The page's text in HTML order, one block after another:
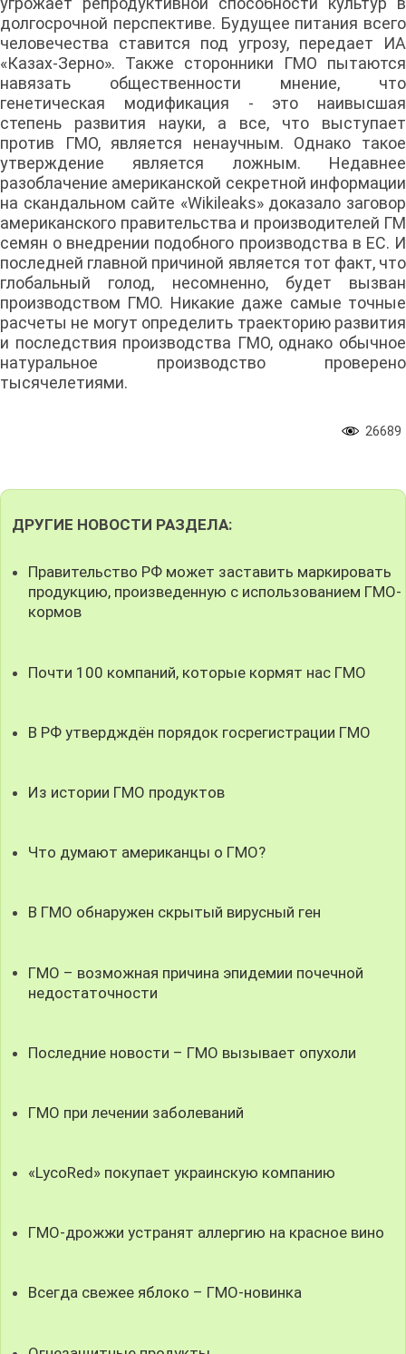
долгосрочной перспективе. Будущее питания всего
человечества ставится под угрозу, передает ИА
«Казах-Зерно». Также сторонники ГМО пытаются
навязать общественности мнение, что
генетическая модификация - это наивысшая
степень развития науки, а все, что выступает
против ГМО, является ненаучным. Однако такое
утверждение является ложным. Недавнее
разоблачение американской секретной информации
на скандальном сайте «Wikileaks» доказало заговор
американского правительства и производителей ГМ
семян о внедрении подобного производства в ЕС. И
последней главной причиной является тот факт, что
глобальный голод, несомненно, будет вызван
производством ГМО. Никакие даже самые точные
расчеты не могут определить траекторию развития
и последствия производства ГМО, однако обычное
натуральное производство проверено
тысячелетиями.
26689
ДРУГИЕ НОВОСТИ РАЗДЕЛА:
Правительство РФ может заставить маркировать
продукцию, произведенную с использованием ГМО-
кормов
Почти 100 компаний, которые кормят нас ГМО
В РФ утвердждён порядок госрегистрации ГМО
Из истории ГМО продуктов
Что думают американцы о ГМО?
В ГМО обнаружен скрытый вирусный ген
ГМО – возможная причина эпидемии почечной
недостаточности
Последние новости – ГМО вызывает опухоли
ГМО при лечении заболеваний
«LycoRed» покупает украинскую компанию
ГМО-дрожжи устранят аллергию на красное вино
Всегда свежее яблоко – ГМО-новинка